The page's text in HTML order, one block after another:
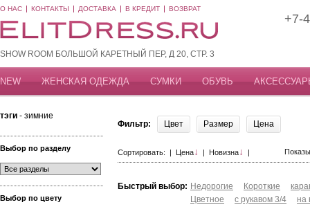
О НАС КОНТАКТЫ ДОСТАВКА В КРЕДИТ ВОЗВРАТ
SHOW ROOM БОЛЬШОЙ КАРЕТНЫЙ ПЕР, Д 20, СТР. 3
+7-
NEW ЖЕНСКАЯ ОДЕЖДА СУМКИ ОБУВЬ
тэги - зимние
Выбор по разделу
Выбор по цвету
Фильтр: Цвет Размер Цена
Сортировать: | Цена↓ | Новизна↓ |
Быстрый выбор: Недорогие Короткие
Цветное
с рукавом 3/4
на